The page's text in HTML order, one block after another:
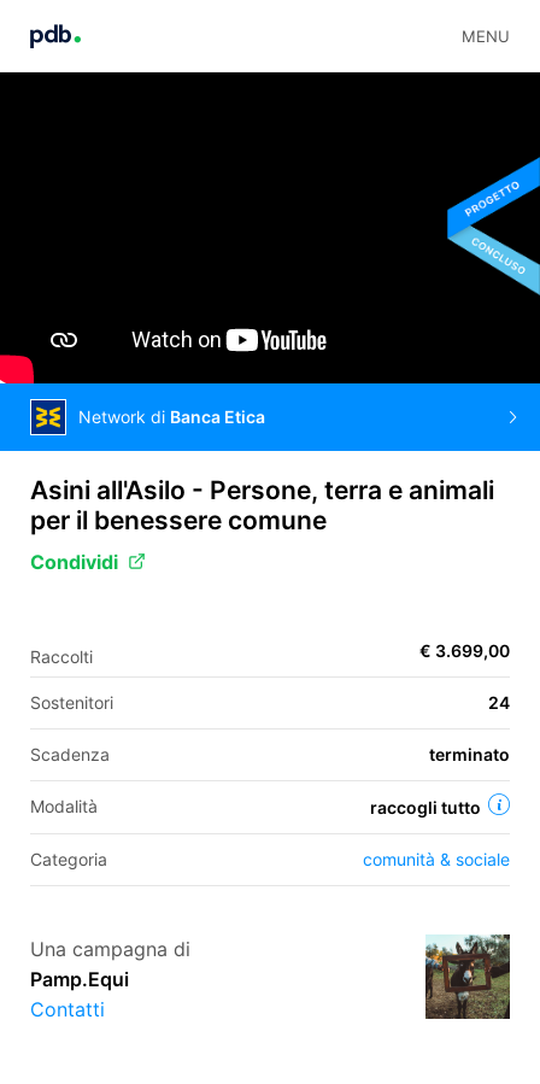
MENU
FR
Network di Banca Etica
Asini all'Asilo - Persone, terra e animali
per il benessere comune
Condividi
Raccolti € 3.699,00
Sostenitori 24
Scadenza terminato
Modalità raccogli tutto
Categoria comunità & sociale
Una campagna di
Pamp.Equi
Contatti